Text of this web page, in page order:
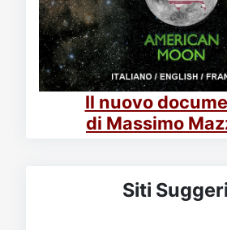
Il nuovo
di Massimo
Siti